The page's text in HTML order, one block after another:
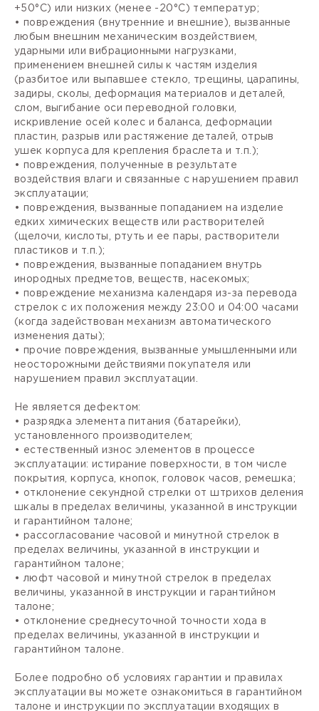
+50°С) или низких (менее -20°С) температур;
• повреждения (внутренние и внешние), вызванные
любым внешним механическим воздействием,
ударными или вибрационными нагрузками,
применением внешней силы к частям изделия
(разбитое или выпавшее стекло, трещины, царапины,
задиры, сколы, деформация материалов и деталей,
слом, выгибание оси переводной головки,
искривление осей колес и баланса, деформации
пластин, разрыв или растяжение деталей, отрыв
ушек корпуса для крепления браслета и т.п.);
• повреждения, полученные в результате
воздействия влаги и связанные с нарушением правил
эксплуатации;
• повреждения, вызванные попаданием на изделие
едких химических веществ или растворителей
(щелочи, кислоты, ртуть и ее пары, растворители
пластиков и т.п.);
• повреждения, вызванные попаданием внутрь
инородных предметов, веществ, насекомых;
• повреждение механизма календаря из-за перевода
стрелок с их положения между 23:00 и 04:00 часами
(когда задействован механизм автоматического
изменения даты);
• прочие повреждения, вызванные умышленными или
неосторожными действиями покупателя или
нарушением правил эксплуатации.
Не является дефектом:
• разрядка элемента питания (батарейки),
установленного производителем;
• естественный износ элементов в процессе
эксплуатации: истирание поверхности, в том числе
покрытия, корпуса, кнопок, головок часов, ремешка;
• отклонение секундной стрелки от штрихов деления
шкалы в пределах величины, указанной в инструкции
и гарантийном талоне;
• рассогласование часовой и минутной стрелок в
пределах величины, указанной в инструкции и
гарантийном талоне;
• люфт часовой и минутной стрелок в пределах
величины, указанной в инструкции и гарантийном
талоне;
• отклонение среднесуточной точности хода в
пределах величины, указанной в инструкции и
гарантийном талоне.
Более подробно об условиях гарантии и правилах
эксплуатации вы можете ознакомиться в гарантийном
талоне и инструкции по эксплуатации входящих в